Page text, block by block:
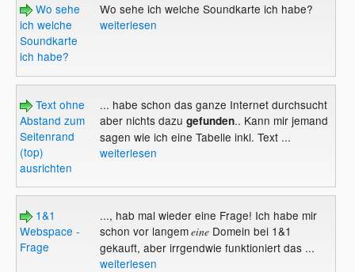
Wo sehe
ich welche
Soundkarte
ich habe?
Wo sehe ich welche Soundkarte ich habe?
weiterlesen
Text ohne
Abstand zum
Seitenrand
(top)
ausrichten
... habe schon das ganze Internet durchsucht
aber nichts dazu gefunden.. Kann mir jemand
sagen wie ich eine Tabelle inkl. Text ...
weiterlesen
1&1
Webspace -
Frage
..., hab mal wieder eine Frage! Ich habe mir
schon vor langemeineDomein bei 1&1
gekauft, aber irrgendwie funktioniert das ...
weiterlesen